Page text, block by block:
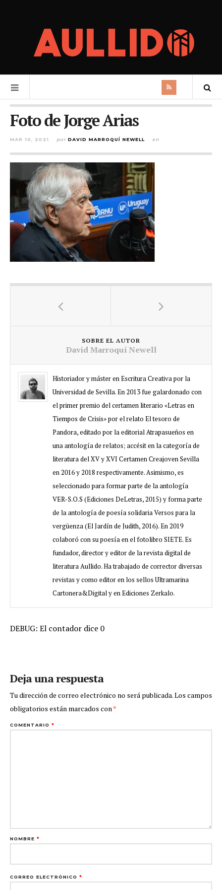
Foto de Jorge Arias
MAR 10, 2021 por DAVID MARROQUÍ NEWELL en
SOBRE EL AUTOR
David Marroquí Newell
Historiador y máster en Escritura Creativa por la
Universidad de Sevilla. En 2013 fue galardonado con
el primer premio del certamen literario «Letras en
Tiempos de Crisis» por el relato El tesoro de
Pandora, editado por la editorial Atrapasueños en
una antología de relatos; accésit en la categoría de
literatura del XV y XVI Certamen Creajoven Sevilla
en 2016 y 2018 respectivamente. Asimismo, es
seleccionado para formar parte de la antología
VER-S.O.S (Ediciones DeLetras, 2015) y forma parte
de la antología de poesía solidaria Versos para la
vergüenza (El Jardín de Judith, 2016). En 2019
colaboró con su poesía en el fotolibro SIETE. Es
fundador, director y editor de la revista digital de
literatura Aullido. Ha trabajado de corrector diversas
revistas y como editor en los sellos Ultramarina
Cartonera&Digital y en Ediciones Zerkalo.
DEBUG: El contador dice 0
Deja una respuesta
Tu dirección de correo electrónico no será publicada.Los campos
obligatorios están marcados con*
COMENTARIO *
NOMBRE *
CORREO ELECTRÓNICO *